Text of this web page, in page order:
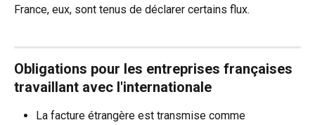
France, eux, sont tenus de déclarer certains flux.
Obligations pour les entreprises françaises
travaillant avec l'internationale
La facture étrangère est transmise comme